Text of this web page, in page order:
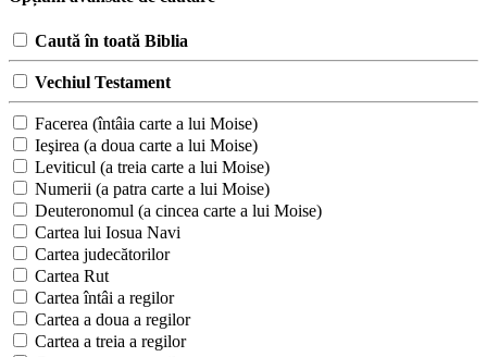
Caută în toată Biblia
Vechiul Testament
Facerea (întâia carte a lui Moise)
Ieşirea (a doua carte a lui Moise)
Leviticul (a treia carte a lui Moise)
Numerii (a patra carte a lui Moise)
Deuteronomul (a cincea carte a lui Moise)
Cartea lui Iosua Navi
Cartea judecătorilor
Cartea Rut
Cartea întâi a regilor
Cartea a doua a regilor
Cartea a treia a regilor